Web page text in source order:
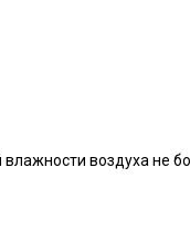
воздуха не